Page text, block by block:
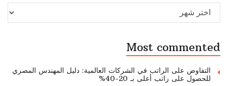
Archive
Most commented
التفاوض على الراتب في الشركات العالمية: دليل المهندس المصري
للحصول على راتب أعلى بـ 20-40%